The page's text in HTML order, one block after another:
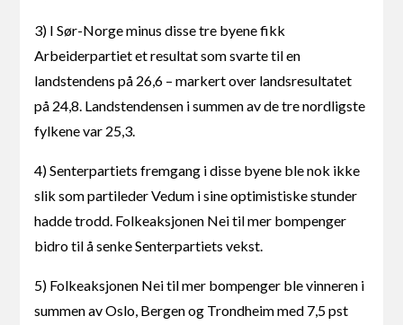
3) I Sør-Norge minus disse tre byene fikk
Arbeiderpartiet et resultat som svarte til en
landstendens på 26,6 – markert over landsresultatet
på 24,8. Landstendensen i summen av de tre nordligste
fylkene var 25,3.
4) Senterpartiets fremgang i disse byene ble nok ikke
slik som partileder Vedum i sine optimistiske stunder
hadde trodd. Folkeaksjonen Nei til mer bompenger
bidro til å senke Senterpartiets vekst.
5) Folkeaksjonen Nei til mer bompenger ble vinneren i
summen av Oslo, Bergen og Trondheim med 7,5 pst